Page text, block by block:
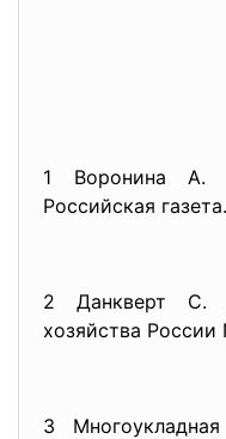
1 Воронина А.
Российская
2 Данкверт С.
хозяйства России
3